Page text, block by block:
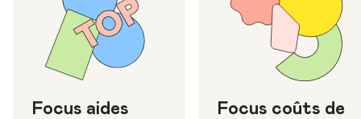
Focus aides
Focus coûts de